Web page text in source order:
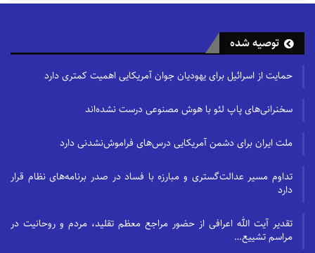
توصیه شده
حمایت از اسرائیل برای یهودیان جوان آمریکایی اهمیت کمتری دارد
سخنرانی‌های پاپ لئو با هوش مصنوعی درست نشده‌اند
ملت ایران برای دشمن آمریکایی درس‌های فراموش‌نشدنی دارد
تداوم مسیر عدالت‌گستری و مبارزه با فساد در صدر برنامه‌های نظام قرار
دارد
تقدیر آیت الله اعرافی از حضور مراجع معظم تقلید، مردم و روحانیت در
مراسم تشییع…